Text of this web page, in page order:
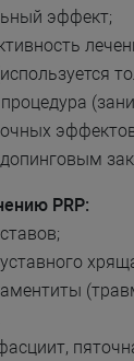
эффект;
PRP: